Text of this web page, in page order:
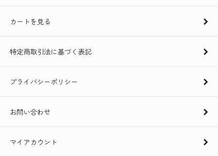
カートを見る
特定商取引法に基づく表記
プライバシーポリシー
お問い合わせ
マイアカウント